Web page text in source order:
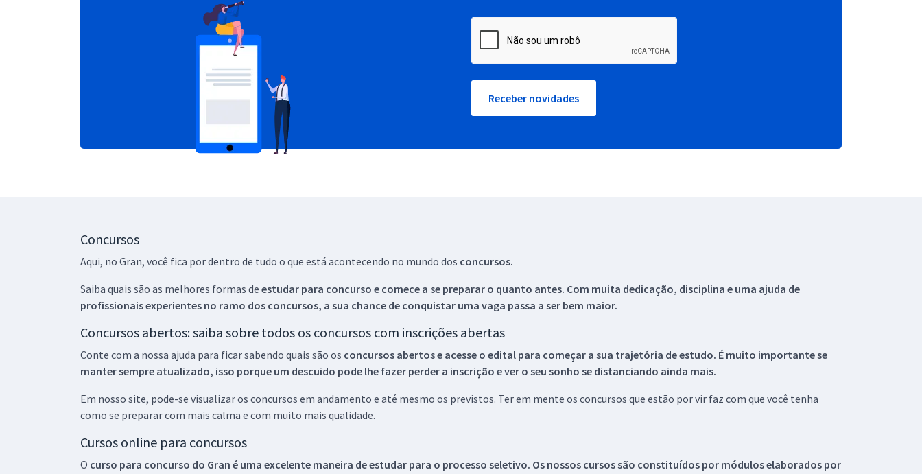
Receber novidades
Concursos
Aqui, no Gran, você fica por dentro de tudo o que está acontecendo no mundo dos concursos.
Saiba quais são as melhores formas de estudar para concurso e comece a se preparar o quanto antes. Com muita dedicação, disciplina e uma ajuda de
profissionais experientes no ramo dos concursos, a sua chance de conquistar uma vaga passa a ser bem maior.
Concursos abertos: saiba sobre todos os concursos com inscrições abertas
Conte com a nossa ajuda para ficar sabendo quais são os concursos abertos e acesse o edital para começar a sua trajetória de estudo. É muito importante se
manter sempre atualizado, isso porque um descuido pode lhe fazer perder a inscrição e ver o seu sonho se distanciando ainda mais.
Em nosso site, pode-se visualizar os concursos em andamento e até mesmo os previstos. Ter em mente os concursos que estão por vir faz com que você tenha
como se preparar com mais calma e com muito mais qualidade.
Cursos online para concursos
O curso para concurso do Gran é uma excelente maneira de estudar para o processo seletivo. Os nossos cursos são constituídos por módulos elaborados por